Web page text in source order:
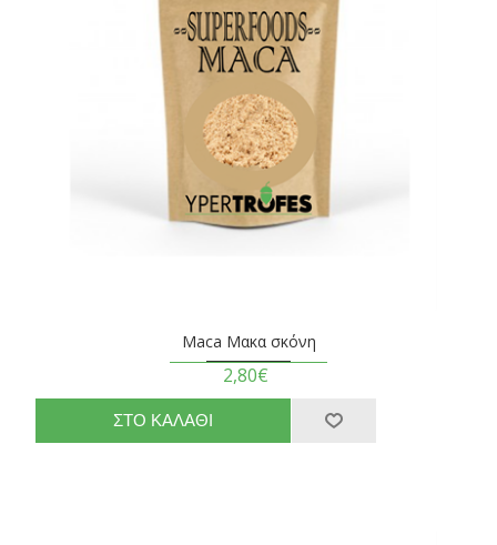
Maca Μακα σκόνη
2,80€